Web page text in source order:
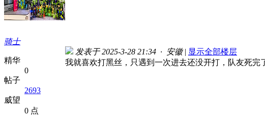
骑士
精华
0
帖子
2693
威望
0 点
发表于 2025-3-28 21:34 · 安徽 | 显示全部楼层
我就喜欢打黑丝，只遇到一次进去还没开打，队友死完